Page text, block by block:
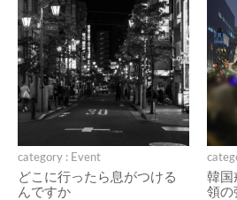
category : Event
どこに行ったら息がつける
んですか
韓国
領の